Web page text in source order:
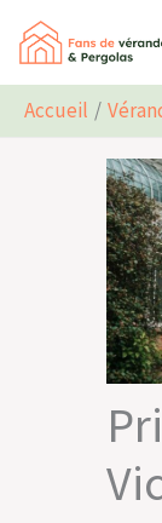
Aller
contenu
Accueil
Rechercher